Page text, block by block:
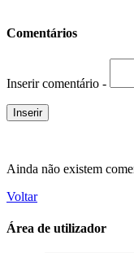
Comentários
Inserir comentário -
Ainda não existem
Voltar
Área de utilizador